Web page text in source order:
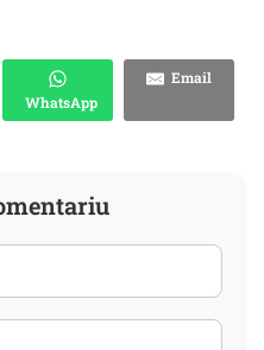
WhatsApp
Email